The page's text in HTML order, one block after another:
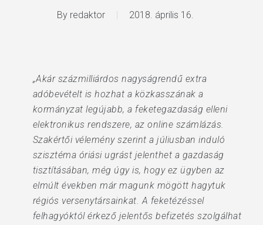
By redaktor 2018. április 16.
„Akár százmilliárdos nagyságrendű extra
adóbevételt is hozhat a közkasszának a
kormányzat legújabb, a feketegazdaság elleni
elektronikus rendszere, az online számlázás.
Szakértői vélemény szerint a júliusban induló
szisztéma óriási ugrást jelenthet a gazdaság
tisztításában, még úgy is, hogy ez ügyben az
elmúlt években már magunk mögött hagytuk
régiós versenytársainkat. A feketézéssel
felhagyóktól érkező jelentős befizetés szolgálhat